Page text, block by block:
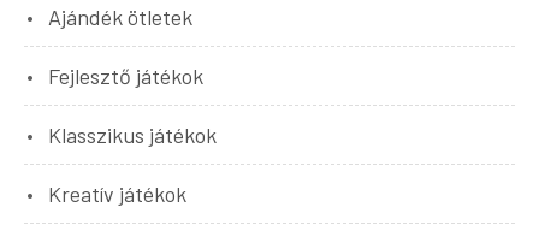
Ajándék ötletek
Fejlesztő játékok
Klasszikus játékok
Kreatív játékok